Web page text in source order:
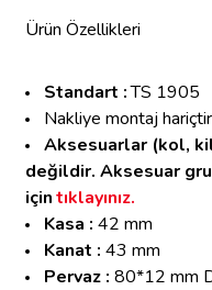
Ürün Özellikleri
Standart :TS 1905
Nakliye montaj
Aksesuarlar (kol,
değildir. Aksesuar
içintıklayınız.
Kasa : 42 mm
Kanat : 43 mm
Pervaz : 80*12 mm